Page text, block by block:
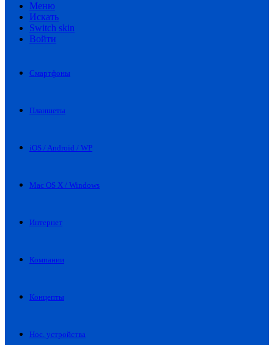
Меню
Искать
Switch skin
Войти
Смартфоны
Планшеты
iOS / Android / WP
Mac OS X / Windows
Интернет
Компании
Концепты
Нос. устройства